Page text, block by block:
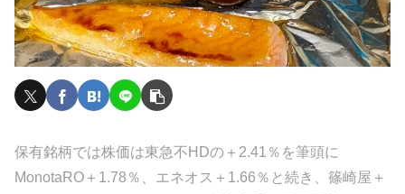
保有銘柄では株価は東急不HDの＋2.41％を筆頭に
MonotaRO＋1.78％、エネオス＋1.66％と続き、篠崎屋＋